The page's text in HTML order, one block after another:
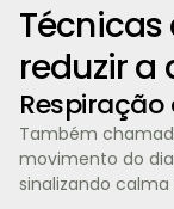
reduzir a
Também
movimento do
sinalizando